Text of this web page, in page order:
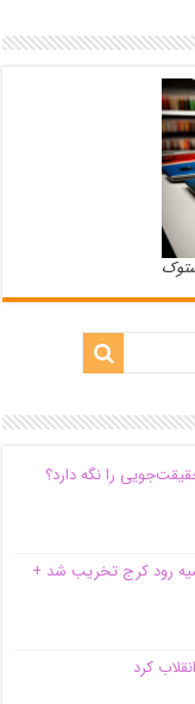
را نگه دارد؟
رود کرج تخریب شد +